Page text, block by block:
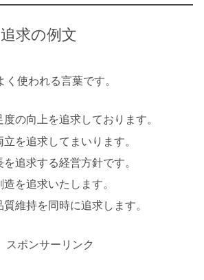
求の例文
く使われる言葉です。
の向上を追求しております。
を追求してまいります。
追求する経営方針です。
を追求いたします。
維持を同時に追求します。
スポンサーリンク